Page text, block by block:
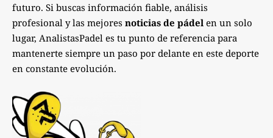
futuro. Si buscas información fiable, análisis
profesional y las mejores noticias de pádel en un solo
lugar, AnalistasPadel es tu punto de referencia para
mantenerte siempre un paso por delante en este deporte
en constante evolución.